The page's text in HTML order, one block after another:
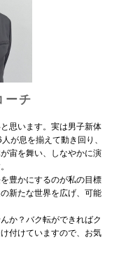
ーチ
思います。実は男子新体
が息を揃えて動き回り、
宙を舞い、しなやかに演
豊かにするのが私の目標
新たな世界を広げ、可能
か？バク転ができればク
付けていますので、お気